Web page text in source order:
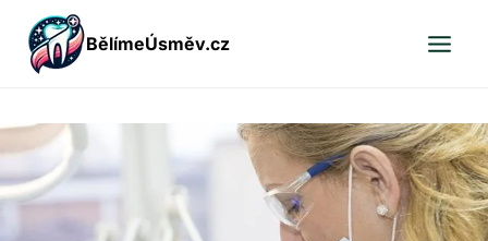
Přeskočit
obsah
BělímeÚsměv.cz